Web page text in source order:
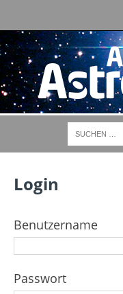
Login
Benutzername
Passwort